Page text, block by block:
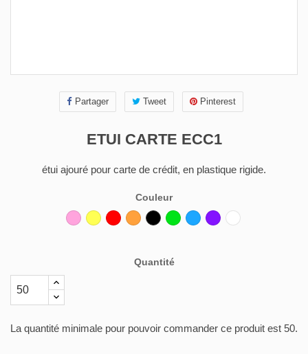
Partager Tweet Pinterest
ETUI CARTE ECC1
étui ajouré pour carte de crédit, en plastique rigide.
Couleur
RoseJauneRougeOrangeNoirVert BleuVioletBlanc
Quantité
La quantité minimale pour pouvoir commander ce produit est 50.